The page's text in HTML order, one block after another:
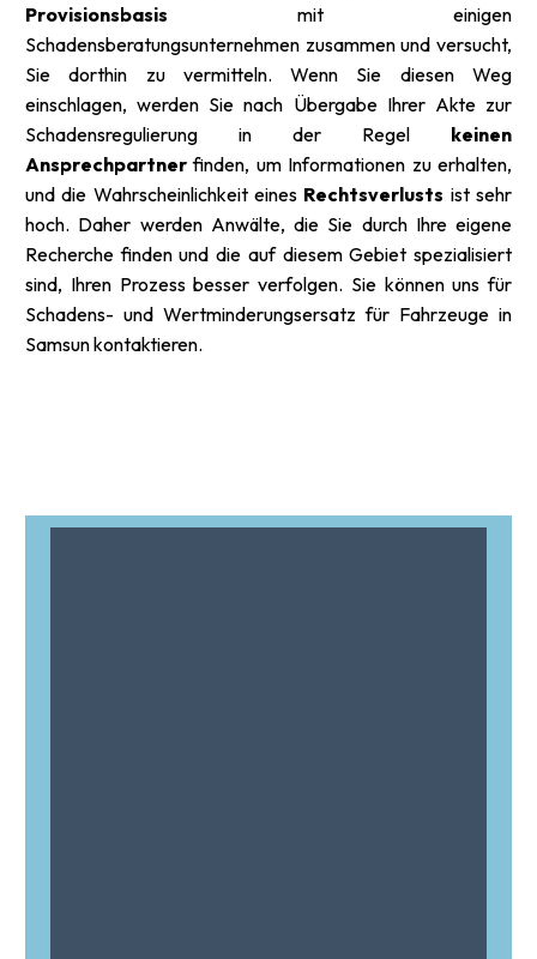
Provisionsbasis mit einigen
Schadensberatungsunternehmen zusammen und versucht,
Sie dorthin zu vermitteln. Wenn Sie diesen Weg
einschlagen, werden Sie nach Übergabe Ihrer Akte zur
Schadensregulierung in der Regel keinen
Ansprechpartner finden, um Informationen zu erhalten,
und die Wahrscheinlichkeit eines Rechtsverlusts ist sehr
hoch. Daher werden Anwälte, die Sie durch Ihre eigene
Recherche finden und die auf diesem Gebiet spezialisiert
sind, Ihren Prozess besser verfolgen. Sie können uns für
Schadens- und Wertminderungsersatz für Fahrzeuge in
Samsun kontaktieren.